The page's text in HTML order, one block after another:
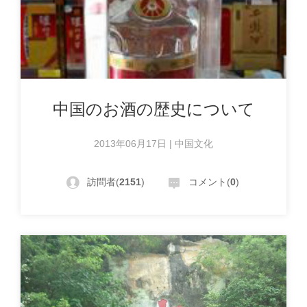
中国のお酒の歴史について
2013年06月17日 | 中国文化
訪問者(2151) コメント(0)